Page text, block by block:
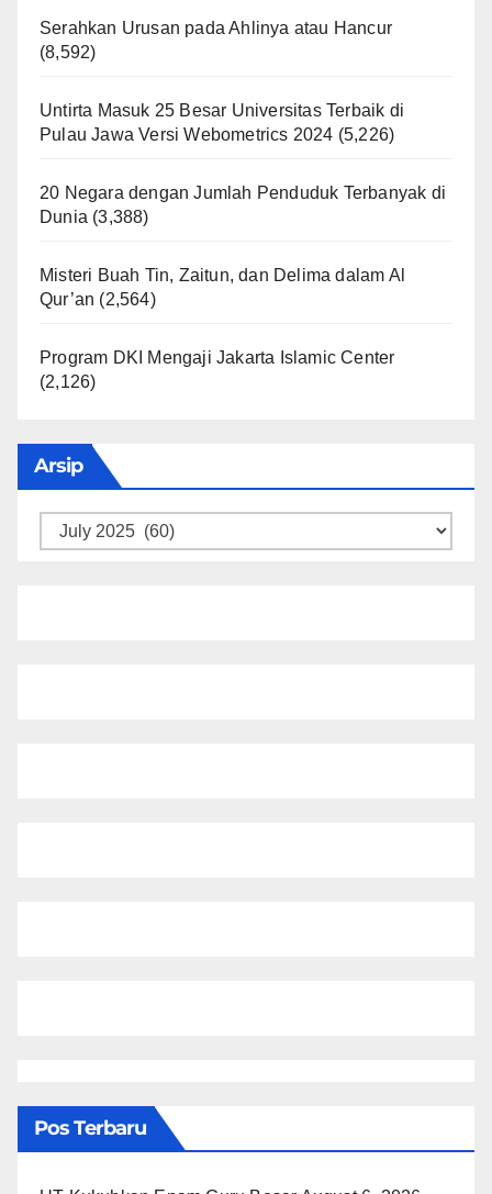
Serahkan Urusan pada Ahlinya atau Hancur
(8,592)
Untirta Masuk 25 Besar Universitas Terbaik di
Pulau Jawa Versi Webometrics 2024 (5,226)
20 Negara dengan Jumlah Penduduk Terbanyak di
Dunia (3,388)
Misteri Buah Tin, Zaitun, dan Delima dalam Al
Qur’an (2,564)
Program DKI Mengaji Jakarta Islamic Center
(2,126)
Arsip
Arsip
Pos Terbaru